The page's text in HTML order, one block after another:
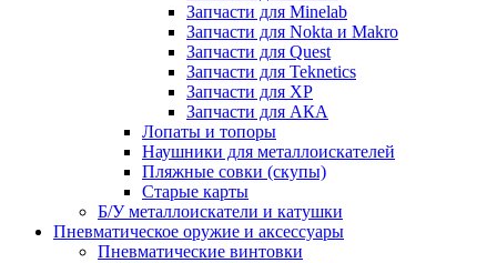
Запчасти для Minelab
Запчасти для Nokta и Makro
Запчасти для Quest
Запчасти для Teknetics
Запчасти для XP
Запчасти для АКА
Лопаты и топоры
Наушники для металлоискателей
Пляжные совки (скупы)
Старые карты
Б/У металлоискатели и катушки
Пневматическое оружие и аксессуары
Пневматические винтовки